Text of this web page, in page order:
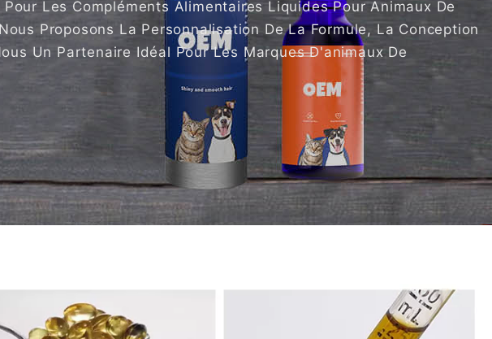
Les Compléments Alimentaires Liquides Pour Animaux De
Proposons La Personnalisation De La Formule, La Conception
Un Partenaire Idéal Pour Les Marques D'animaux De